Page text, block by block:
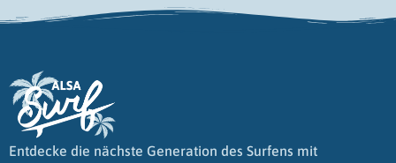
Entdecke die nächste Generation des Surfens mit